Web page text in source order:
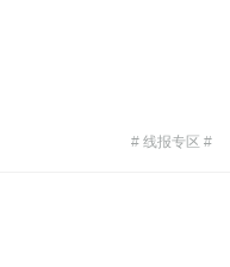
# 线报专区 #